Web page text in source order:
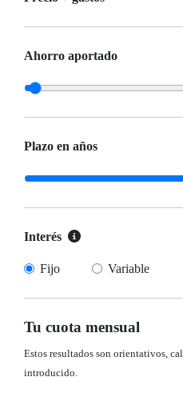
Ahorro aportado
Plazo en años
Interés
Fijo Variable
Tu cuota mensual
Estos resultados son orientativos,
introducido.